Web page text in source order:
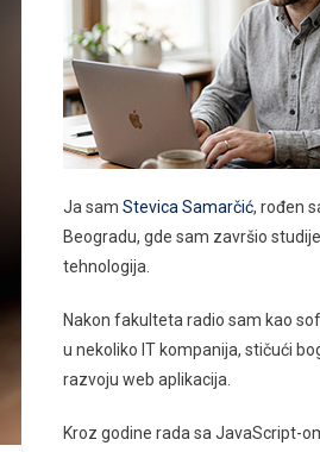
Ja samStevica Samarčić, rođen
Beogradu, gde sam završio
tehnologija.
Nakon fakulteta radio sam kao
u nekoliko IT kompanija, stičući
razvoju web aplikacija.
Kroz godine rada sa JavaScript-